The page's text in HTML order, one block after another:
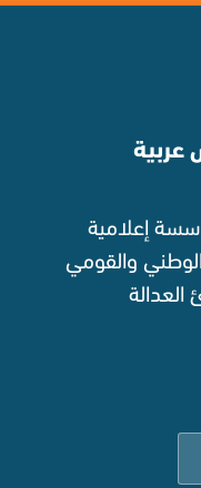
عربية
إعلامية
والقومي